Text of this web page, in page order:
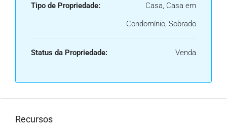
Tipo de Propriedade:
Casa, Casa em
Condomínio, Sobrado
Status da Propriedade: Venda
Recursos